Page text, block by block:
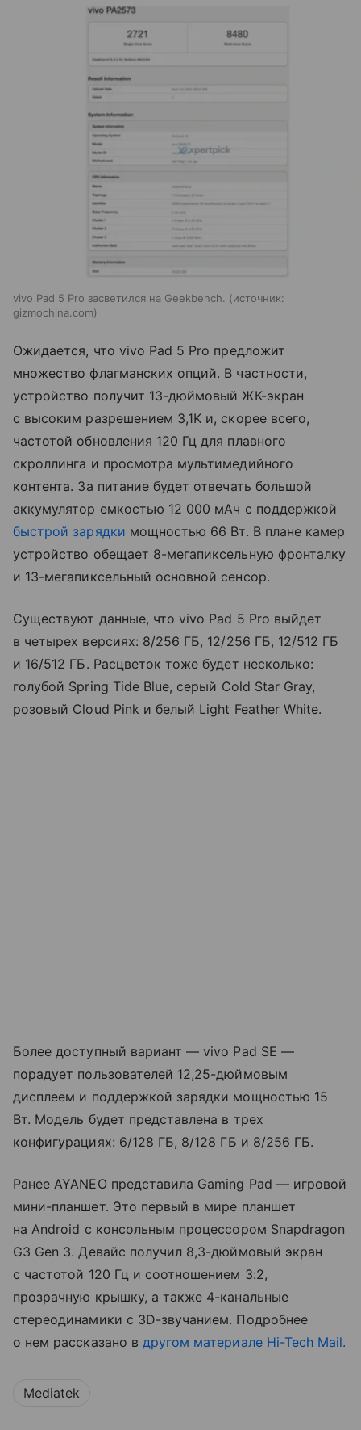
vivo Pad 5 Pro засветился на Geekbench.
источник:
gizmochina.com
Ожидается, что vivo Pad 5 Pro предложит
множество флагманских опций. В частности,
устройство получит 13-дюймовый ЖК-экран
с высоким разрешением 3,1K и, скорее всего,
частотой обновления 120 Гц для плавного
скроллинга и просмотра мультимедийного
контента. За питание будет отвечать большой
аккумулятор емкостью 12 000 мАч с поддержкой
быстрой зарядки мощностью 66 Вт. В плане камер
устройство обещает 8-мегапиксельную фронталку
и 13-мегапиксельный основной сенсор.
Существуют данные, что vivo Pad 5 Pro выйдет
в четырех версиях: 8/256 ГБ, 12/256 ГБ, 12/512 ГБ
и 16/512 ГБ. Расцветок тоже будет несколько:
голубой Spring Tide Blue, серый Cold Star Gray,
розовый Cloud Pink и белый Light Feather White.
Более доступный вариант — vivo Pad SE —
порадует пользователей 12,25-дюймовым
дисплеем и поддержкой зарядки мощностью 15
Вт. Модель будет представлена в трех
конфигурациях: 6/128 ГБ, 8/128 ГБ и 8/256 ГБ.
Ранее AYANEO представила Gaming Pad — игровой
мини-планшет. Это первый в мире планшет
на Android с консольным процессором Snapdragon
G3 Gen 3. Девайс получил 8,3-дюймовый экран
с частотой 120 Гц и соотношением 3:2,
прозрачную крышку, а также 4-канальные
стереодинамики с 3D-звучанием. Подробнее
о нем рассказано в другом материале Hi-Tech Mail.
Mediatek